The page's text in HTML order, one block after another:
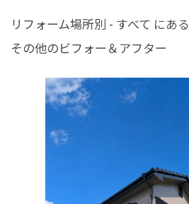
リフォーム場所別 - すべて にある
その他のビフォー＆アフター